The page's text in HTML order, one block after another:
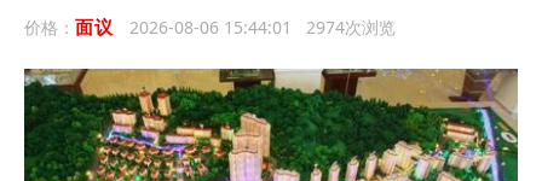
价格： 面议 2026-08-06 15:44:01 2974次浏览